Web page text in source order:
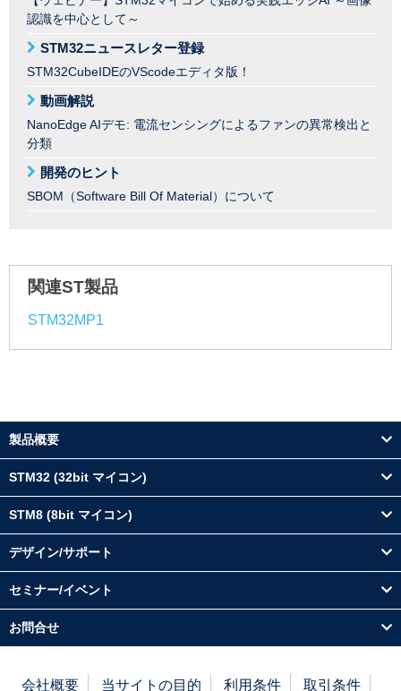
認識を中心として～
STM32ニュースレター登録
STM32CubeIDEのVScodeエディタ版！
動画解説
NanoEdge AIデモ: 電流センシングによるファンの異常検出と
分類
開発のヒント
SBOM（Software Bill Of Material）について
関連ST製品
STM32MP1
製品概要
STM32 (32bit マイコン)
STM8 (8bit マイコン)
デザイン/サポート
セミナー/イベント
お問合せ
会社概要 当サイトの目的 利用条件 取引条件